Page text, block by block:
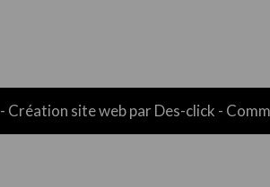
- Création site web parDes-click -